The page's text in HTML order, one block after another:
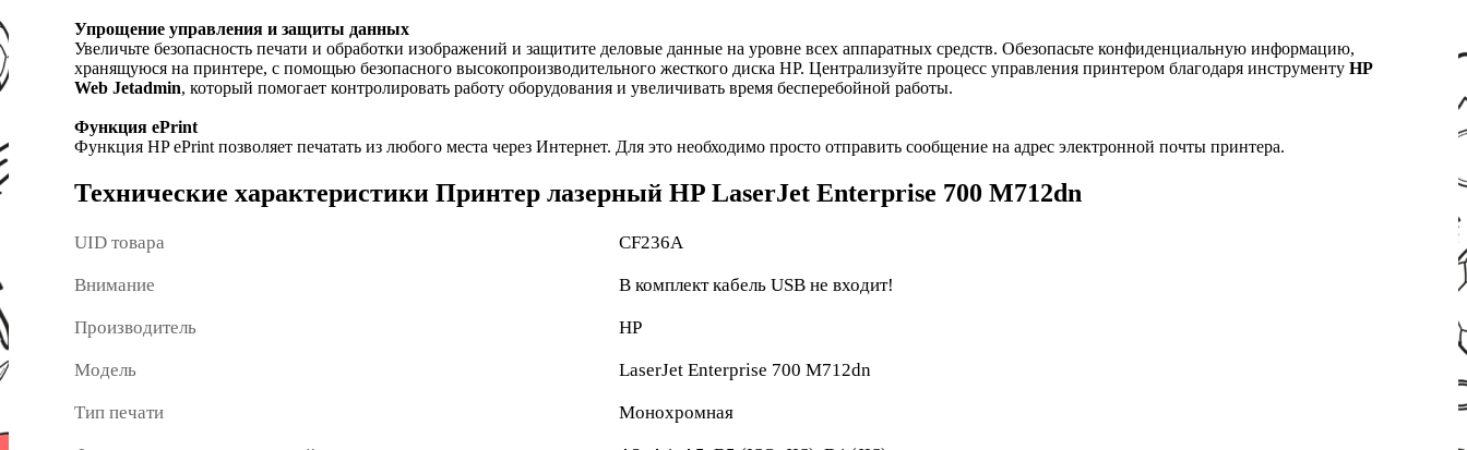
Упрощение управления и защиты данных
Увеличьте безопасность печати и обработки изображений и защитите деловые данные на уровне всех аппаратных средств. Обезопасьте конфиденциальную информацию,
хранящуюся на принтере, с помощью безопасного высокопроизводительного жесткого диска HP. Централизуйте процесс управления принтером благодаря инструменту HP
Web Jetadmin, который помогает контролировать работу оборудования и увеличивать время бесперебойной работы.
Функция ePrint
Функция HP ePrint позволяет печатать из любого места через Интернет. Для это необходимо просто отправить сообщение на адрес электронной почты принтера.
Технические характеристики Принтер лазерный HP LaserJet Enterprise 700 M712dn
UID товара CF236A
Внимание В комплект кабель USB не входит!
Производитель HP
Модель LaserJet Enterprise 700 M712dn
Тип печати Монохромная